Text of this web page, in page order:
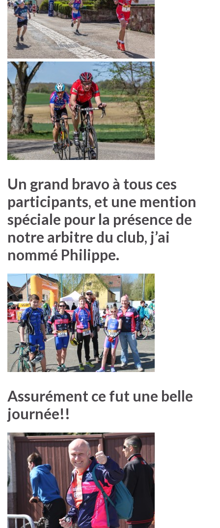
Un grand bravo à tous ces
participants, et une mention
spéciale pour la présence de
notre arbitre du club, j’ai
nommé Philippe.
Assurément ce fut une belle
journée!!